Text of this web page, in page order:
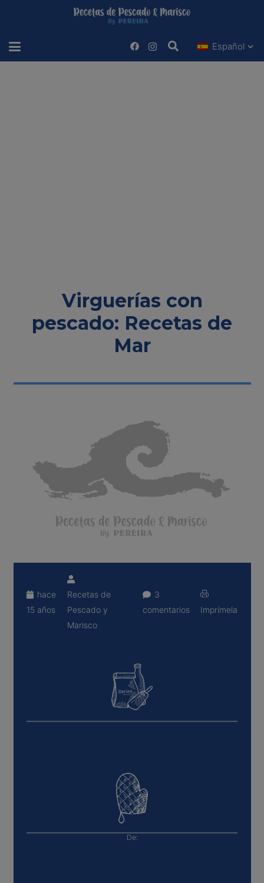
Español
Virguerías con
pescado: Recetas de
Mar
hace
15 años
Recetas de
Pescado y
Marisco
3
comentarios
Imprímela
De: